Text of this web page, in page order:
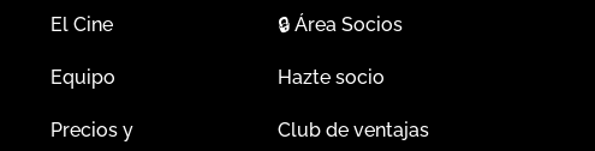
El Cine
Equipo
Precios y
🔒Área Socios
Hazte socio
Club de ventajas